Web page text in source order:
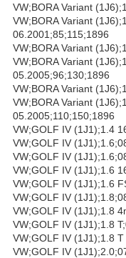
VW;BORA Variant
VW;BORA Variant
06.2001;85;115;1896
VW;BORA Variant
VW;BORA Variant
05.2005;96;130;1896
VW;BORA Variant
VW;BORA Variant
05.2005;110;150;1896
VW;GOLF IV (1J1);1.4
VW;GOLF IV
VW;GOLF IV
VW;GOLF IV (1J1);1.6
VW;GOLF IV (1J1);1.6
VW;GOLF IV
VW;GOLF IV (1J1);1.8
VW;GOLF IV (1J1);1.8
VW;GOLF IV (1J1);1.8
VW;GOLF IV